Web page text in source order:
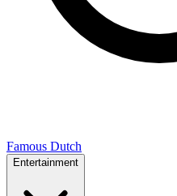
Famous Dutch
Entertainment